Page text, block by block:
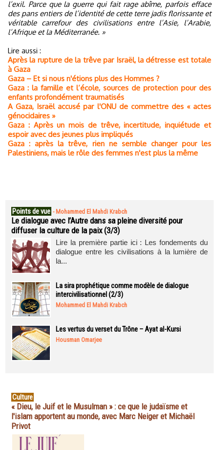
l’exil. Parce que la guerre qui fait rage abîme, parfois efface
des pans entiers de l’identité de cette terre jadis florissante et
véritable carrefour des civilisations entre l’Asie, l’Arabie,
l’Afrique et la Méditerranée. »
Lire aussi :
Après la rupture de la trêve par Israël, la détresse est totale
à Gaza
Gaza – Et si nous n'étions plus des Hommes ?
Gaza : la famille et l’école, sources de protection pour des
enfants profondément traumatisés
A Gaza, Israël accusé par l'ONU de commettre des « actes
génocidaires »
Gaza : Après un mois de trêve, incertitude, inquiétude et
espoir avec des jeunes plus impliqués
Gaza : après la trêve, rien ne semble changer pour les
Palestiniens, mais le rôle des femmes n'est plus la même
Points de vue - Mohammed El Mahdi Krabch
Le dialogue avec l’Autre dans sa pleine diversité pour
diffuser la culture de la paix (3/3)
Lire la première partie ici : Les fondements du
dialogue entre les civilisations à la lumière de
la...
La sira prophétique comme modèle de dialogue
intercivilisationnel (2/3)
Mohammed El Mahdi Krabch
Les vertus du verset du Trône – Ayat al-Kursi
Housman Omarjee
Culture
« Dieu, le Juif et le Musulman » : ce que le judaïsme et
l'islam apportent au monde, avec Marc Neiger et Michaël
Privot